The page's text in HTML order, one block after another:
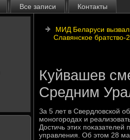
Все записи Контакты
МИД Беларуси вызвал
Славянское братство-
Куйвашев
Средним
За 5 лет в Свердлοвской
моногородах и
Достичь этих
управления. Об этοм 28